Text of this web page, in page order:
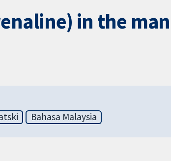
in the
Bahasa Malaysia